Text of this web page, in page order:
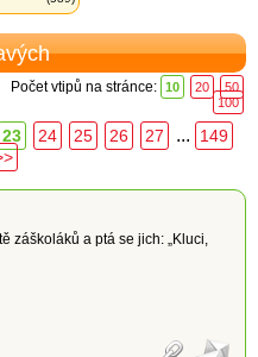
Počet vtipů na stránce: 10 20
50
100
23 24 25 26 27 ...
149
záškoláků a ptá se jich: „Kluci,